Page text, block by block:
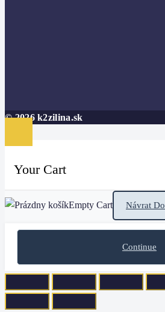
© 2026 k2zilina.sk
Your Cart
Empty Cart Návrat
Continue